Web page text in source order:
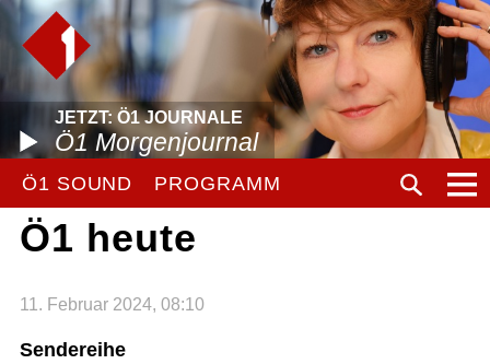
JETZT: Ö1 JOURNALE
Ö1 Morgenjournal
Ö1 SOUND PROGRAMM
Ö1 heute
11. Februar 2024, 08:10
Sendereihe